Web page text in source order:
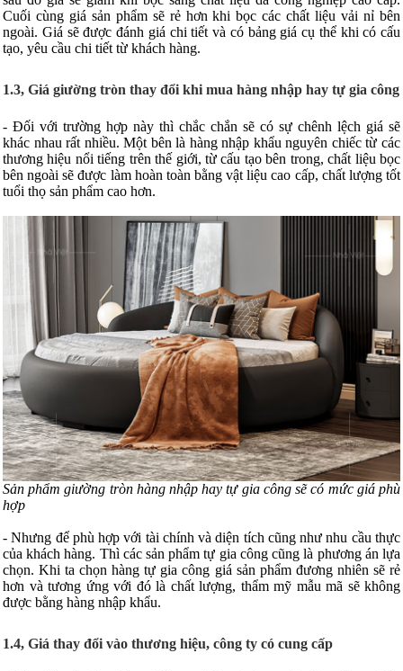
Cuối cùng giá sản phẩm sẽ rẻ hơn khi bọc các chất liệu vải nỉ bên
ngoài. Giá sẽ được đánh giá chi tiết và có bảng giá cụ thể khi có cấu
tạo, yêu cầu chi tiết từ khách hàng.
1.3, Giá giường tròn thay đổi khi mua hàng nhập hay tự gia công
- Đối với trường hợp này thì chắc chắn sẽ có sự chênh lệch giá sẽ
khác nhau rất nhiều. Một bên là hàng nhập khẩu nguyên chiếc từ các
thương hiệu nổi tiếng trên thế giới, từ cấu tạo bên trong, chất liệu bọc
bên ngoài sẽ được làm hoàn toàn bằng vật liệu cao cấp, chất lượng tốt
tuổi thọ sản phẩm cao hơn.
Sản phẩm giường tròn hàng nhập hay tự gia công sẽ có mức giá phù
hợp
- Nhưng để phù hợp với tài chính và diện tích cũng như nhu cầu thực
của khách hàng. Thì các sản phẩm tự gia công cũng là phương án lựa
chọn. Khi ta chọn hàng tự gia công giá sản phẩm đương nhiên sẽ rẻ
hơn và tương ứng với đó là chất lượng, thẩm mỹ mẫu mã sẽ không
được bằng hàng nhập khẩu.
1.4, Giá thay đổi vào thương hiệu, công ty có cung cấp